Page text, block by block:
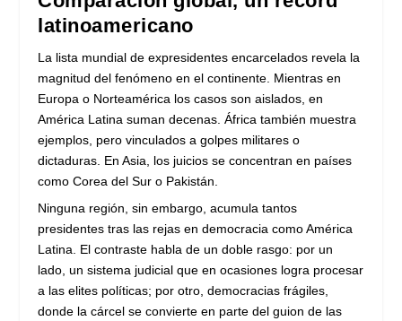
latinoamericano
La lista mundial de expresidentes encarcelados revela la
magnitud del fenómeno en el continente. Mientras en
Europa o Norteamérica los casos son aislados, en
América Latina suman decenas. África también muestra
ejemplos, pero vinculados a golpes militares o
dictaduras. En Asia, los juicios se concentran en países
como Corea del Sur o Pakistán.
Ninguna región, sin embargo, acumula tantos
presidentes tras las rejas en democracia como América
Latina. El contraste habla de un doble rasgo: por un
lado, un sistema judicial que en ocasiones logra procesar
a las elites políticas; por otro, democracias frágiles,
donde la cárcel se convierte en parte del guion de las